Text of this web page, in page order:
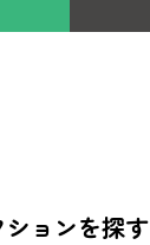
ョンを探す